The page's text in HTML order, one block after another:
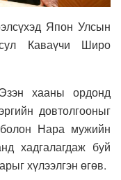
Япон Улсын
Каваүчи Широ
хааны ордонд
довтолгооныг
болон Нара мужийн
хадгалагдаж буй
хүлээлгэн өгөв.